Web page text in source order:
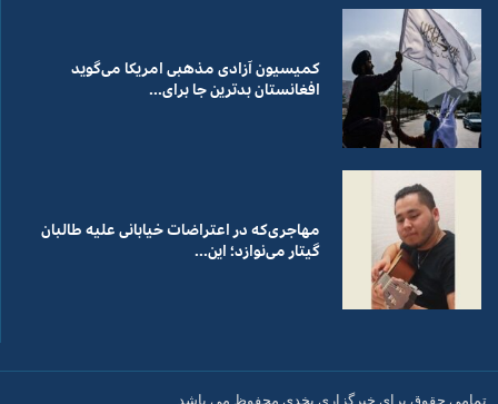
کمیسیون آزادی مذهبی امریکا می‌گوید
افغانستان بدترین جا برای...
مهاجری‌که در اعتراضات خیابانی علیه طالبان
گیتار می‌نوازد؛ این...
تمامی حقوق برای خبرگزاری بخدی محفوظ می باشد